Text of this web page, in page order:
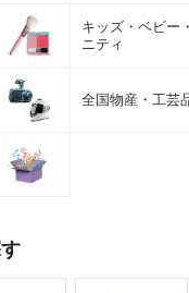
キッズ・ベビー
ニティ
全国物産・工芸